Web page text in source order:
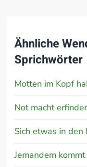
Ähnliche
Sprichwörter
Motten im Kopf
Not macht
Sich etwas in den
Jemandem